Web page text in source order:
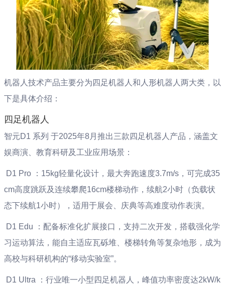
机器人技术产品主要分为四足机器人和人形机器人两大类，以
下是具体介绍：
四足机器人
智元D1 系列 于2025年8月推出三款四足机器人产品，涵盖文
娱商演、教育科研及工业应用场景：
‌ D1 Pro ‌：15kg轻量化设计，最大奔跑速度3.7m/s，可完成35
cm高度跳跃及连续攀爬16cm楼梯动作，续航2小时（负载状
态下续航1小时），适用于展会、庆典等高难度动作表演。 ‌
‌ D1 Edu ‌：配备标准化扩展接口，支持二次开发，搭载强化学
习运动算法，能自主适应瓦砾堆、楼梯转角等复杂地形，成为
高校与科研机构的“移动实验室”。 ‌
‌ D1 Ultra ‌：行业唯一小型四足机器人，峰值功率密度达2kW/k